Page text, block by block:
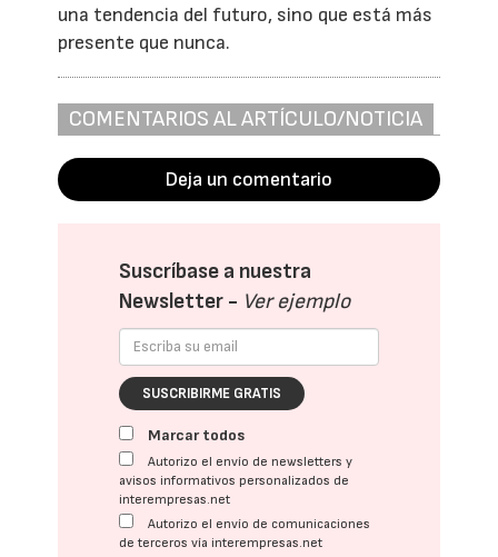
una tendencia del futuro, sino que está más
presente que nunca.
COMENTARIOS AL ARTÍCULO/NOTICIA
Deja un comentario
Suscríbase a nuestra
Newsletter - Ver ejemplo
SUSCRIBIRME GRATIS
Marcar todos
Autorizo el envío de newsletters y
avisos informativos personalizados de
interempresas.net
Autorizo el envío de comunicaciones
de terceros vía interempresas.net